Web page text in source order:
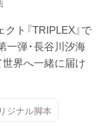
ト『TRIPLEX』で
一弾・長谷川汐海
世界へ一緒に届け
ジナル脚本